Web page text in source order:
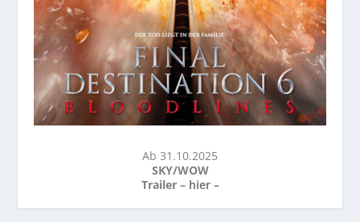
Ab 31.10.2025
SKY/WOW
Trailer – hier –